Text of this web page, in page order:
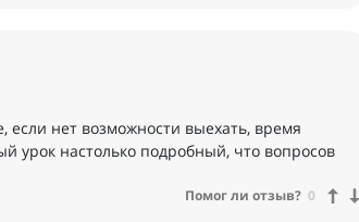
нет возможности выехать, время
урок настолько подробный, что вопросов
Помог ли отзыв? 0